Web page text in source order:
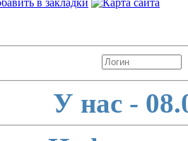
У нас -